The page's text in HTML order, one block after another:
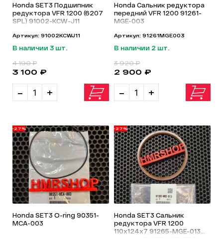
Honda SET3 Подшипник
редуктора VFR 1200 (6207
SPL) 91002-KCW-J11
Артикул: 91002KCWJ11
В наличии 3 шт.
- +
3 100 ₽
4 190 ₽
Honda Сальник редуктора
передний VFR 1200 91261-
MGE-003
Артикул: 91261MGE003
В наличии 2 шт.
- +
2 900 ₽
3 920 ₽
-27%
Honda SET3 O-ring 90351-
MCA-003
-27%
Honda SET3 Сальник
редуктора VFR 1200
110х124х7 91265-MGE-013